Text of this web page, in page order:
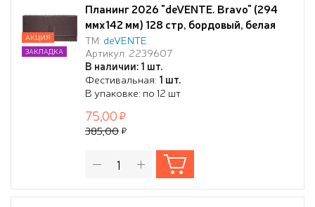
Планинг 2026 "deVENTE. Bravo" (294
ммx142 мм) 128 стр, бордовый, белая
бумага 70 г/м², печать в 2 краски,
твердая обложка из искусственной
кожи с поролоном, отстрочка, термо
тиснение, евро спираль, в
термоусадочной пленке,
ТМ: deVENTE
Артикул: 2239607
В наличии: 1 шт.
Фестивальная: 1 шт.
В упаковке: по 12 шт
АКЦИЯ
ЗАКЛАДКА
75,00
385,00